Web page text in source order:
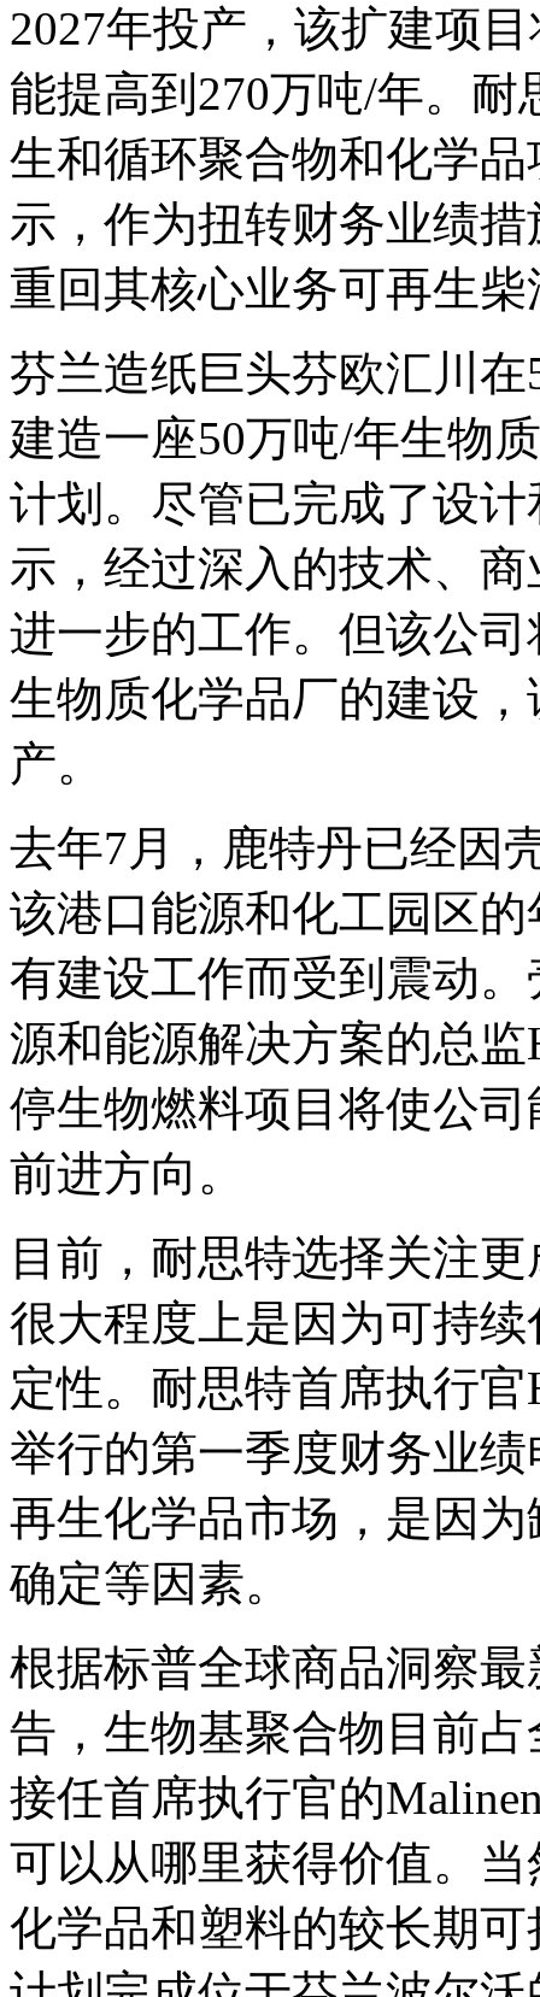
2027年投产，该扩建项
能提高到270万吨/年。
生和循环聚合物和化学
示，作为扭转财务业绩
重回其核心业务可再生
芬兰造纸巨头芬欧汇川
建造一座50万吨/年生物
计划。尽管已完成了设
示，经过深入的技术、
进一步的工作。但该公
生物质化学品厂的建设
产。
去年7月，鹿特丹已经因
该港口能源和化工园区
有建设工作而受到震动
源和能源解决方案的总监
停生物燃料项目将使公
前进方向。
目前，耐思特选择关注
很大程度上是因为可持
定性。耐思特首席执行
举行的第一季度财务业
再生化学品市场，是因
确定等因素。
根据标普全球商品洞察
告，生物基聚合物目前
接任首席执行官的
可以从哪里获得价值。
化学品和塑料的较长期